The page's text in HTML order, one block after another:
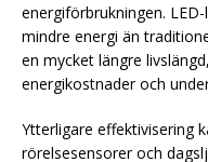
energiförbrukningen.
mindre energi än
en mycket längre
energikostnader och
Ytterligare effektivisering
rörelsesensorer och